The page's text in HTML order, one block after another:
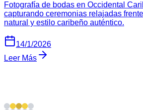
Fotografía de bodas en Occidental
capturando ceremonias relajadas
natural y estilo caribeño auténtico.
14/1/2026
Leer Más